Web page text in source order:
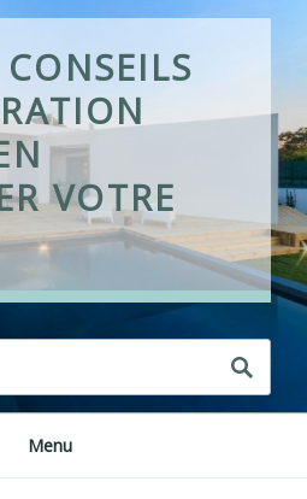
VOTRE
Menu